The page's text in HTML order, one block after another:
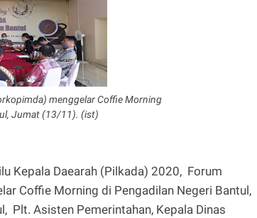
menggelar Coffie Morning
Jumat (13/11). (ist)
Kepala Daearah (Pilkada) 2020, Forum
Coffie Morning di Pengadilan Negeri Bantul,
Plt. Asisten Pemerintahan, Kepala Dinas